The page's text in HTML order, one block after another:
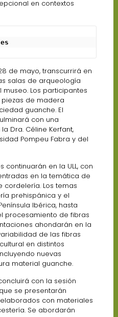
en contextos
de mayo, transcurrirá en
salas de arqueología
Los participantes
de madera
guanche. El
con una
Dra. Céline Kerfant,
Pompeu Fabra y del
continuarán en la ULL, con
en la temática de
cordelería. Los temas
prehispánica y el
Ibérica, hasta
procesamiento de fibras
ahondarán en la
de las fibras
en distintos
nuevas
material guanche.
con la sesión
se presentarán
con materiales
Se abordarán